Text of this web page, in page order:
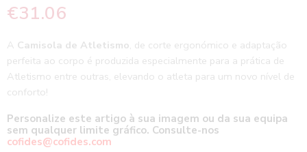
€31.06
A Camisola de Atletismo, de corte ergonómico e adaptação
perfeita ao corpo é produzida especialmente para a prática de
Atletismo entre outras, elevando o atleta para um novo nível de
conforto!
Personalize este artigo à sua imagem ou da sua equipa
sem qualquer limite gráfico. Consulte-nos
cofides@cofides.com